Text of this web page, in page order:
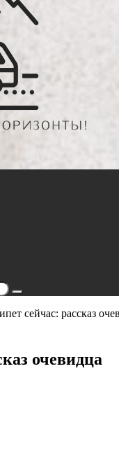
Поиск...
сейчас: рассказ
очевидца